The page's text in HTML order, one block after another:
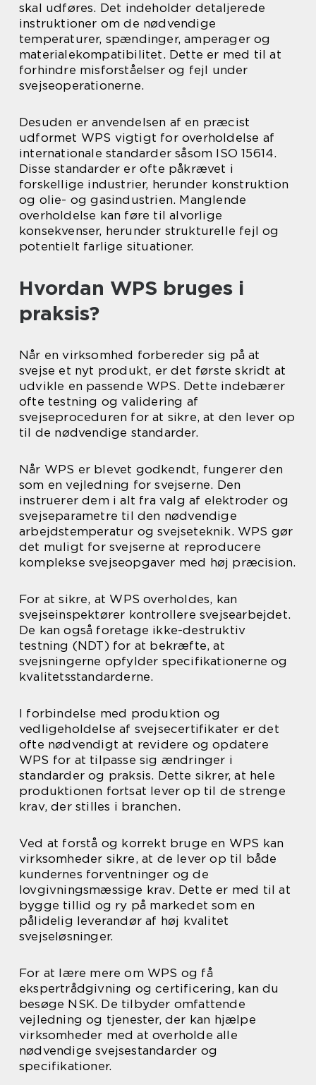
skal udføres. Det indeholder detaljerede
instruktioner om de nødvendige
temperaturer, spændinger, amperager og
materialekompatibilitet. Dette er med til at
forhindre misforståelser og fejl under
svejseoperationerne.
Desuden er anvendelsen af en præcist
udformet WPS vigtigt for overholdelse af
internationale standarder såsom ISO 15614.
Disse standarder er ofte påkrævet i
forskellige industrier, herunder konstruktion
og olie- og gasindustrien. Manglende
overholdelse kan føre til alvorlige
konsekvenser, herunder strukturelle fejl og
potentielt farlige situationer.
Hvordan WPS bruges i
praksis?
Når en virksomhed forbereder sig på at
svejse et nyt produkt, er det første skridt at
udvikle en passende WPS. Dette indebærer
ofte testning og validering af
svejseproceduren for at sikre, at den lever op
til de nødvendige standarder.
Når WPS er blevet godkendt, fungerer den
som en vejledning for svejserne. Den
instruerer dem i alt fra valg af elektroder og
svejseparametre til den nødvendige
arbejdstemperatur og svejseteknik. WPS gør
det muligt for svejserne at reproducere
komplekse svejseopgaver med høj præcision.
For at sikre, at WPS overholdes, kan
svejseinspektører kontrollere svejsearbejdet.
De kan også foretage ikke-destruktiv
testning (NDT) for at bekræfte, at
svejsningerne opfylder specifikationerne og
kvalitetsstandarderne.
I forbindelse med produktion og
vedligeholdelse af svejsecertifikater er det
ofte nødvendigt at revidere og opdatere
WPS for at tilpasse sig ændringer i
standarder og praksis. Dette sikrer, at hele
produktionen fortsat lever op til de strenge
krav, der stilles i branchen.
Ved at forstå og korrekt bruge en WPS kan
virksomheder sikre, at de lever op til både
kundernes forventninger og de
lovgivningsmæssige krav. Dette er med til at
bygge tillid og ry på markedet som en
pålidelig leverandør af høj kvalitet
svejseløsninger.
For at lære mere om WPS og få
ekspertrådgivning og certificering, kan du
besøge NSK. De tilbyder omfattende
vejledning og tjenester, der kan hjælpe
virksomheder med at overholde alle
nødvendige svejsestandarder og
specifikationer.